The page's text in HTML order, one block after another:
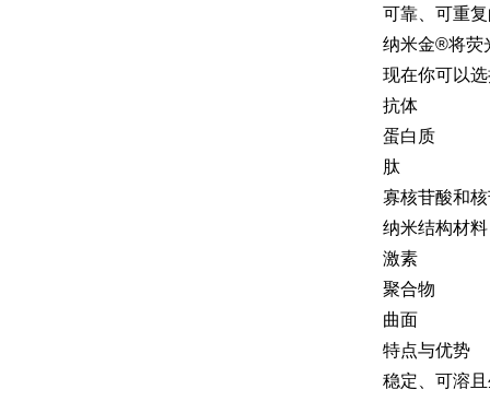
可靠、可重
纳米金®将荧
现在你可以
抗体
蛋白质
肽
寡核苷酸和
纳米结构材料
激素
聚合物
曲面
特点与优势
稳定、可溶